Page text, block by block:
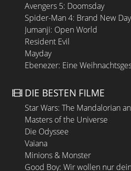
Avengers 5: Doomsday
Spider-Man 4: Brand New Day
Jumanji: Open World
Resident Evil
Mayday
Ebenezer: Eine
DIE BESTEN FILME
Star Wars: The Mandalorian
Masters of the Universe
Die Odyssee
Vaiana
Minions & Monster
Good Boy: Wir wollen nur